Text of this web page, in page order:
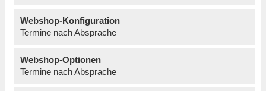
Webshop-Konfiguration
Termine nach Absprache
Webshop-Optionen
Termine nach Absprache